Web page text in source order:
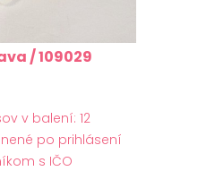
/ 109029
v balení: 12
po prihlásení
s IČO